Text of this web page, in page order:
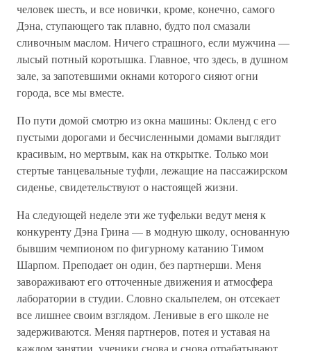
человек шесть, и все новички, кроме, конечно, самого
Дэна, ступающего так плавно, будто пол смазали
сливочным маслом. Ничего страшного, если мужчина —
лысый потный коротышка. Главное, что здесь, в душном
зале, за запотевшими окнами которого сияют огни
города, все мы вместе.
По пути домой смотрю из окна машины: Окленд с его
пустыми дорогами и бесчисленными домами выглядит
красивым, но мертвым, как на открытке. Только мои
стертые танцевальные туфли, лежащие на пассажирском
сиденье, свидетельствуют о настоящей жизни.
На следующей неделе эти же туфельки ведут меня к
конкуренту Дэна Грина — в модную школу, основанную
бывшим чемпионом по фигурному катанию Тимом
Шарпом. Преподает он один, без партнерши. Меня
завораживают его отточенные движения и атмосфера
лаборатории в студии. Словно скальпелем, он отсекает
все лишнее своим взглядом. Ленивые в его школе не
задерживаются. Меняя партнеров, потея и уставая на
каждом занятии, ученики снова и снова отрабатывают